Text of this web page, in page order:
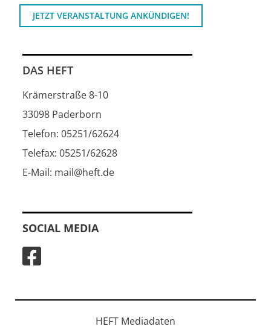
JETZT VERANSTALTUNG ANKÜNDIGEN!
DAS HEFT
Krämerstraße 8-10
33098 Paderborn
Telefon: 05251/62624
Telefax: 05251/62628
E-Mail: mail@heft.de
SOCIAL MEDIA
HEFT Mediadaten